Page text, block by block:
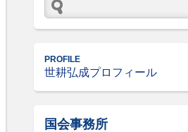
PROFILE
世耕弘成プロフィール
国会事務所